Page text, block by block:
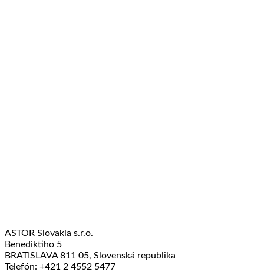
ASTOR Slovakia s.r.o.
Benediktiho 5
BRATISLAVA 811 05, Slovenská republika
Telefón: +421 2 4552 5477